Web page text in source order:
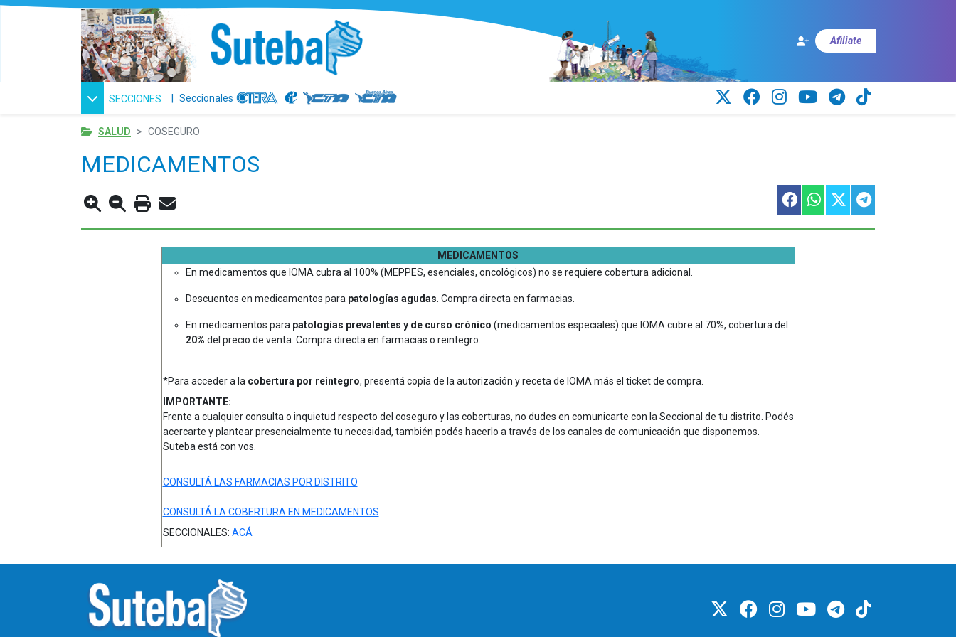
Afiliate
SECCIONES | Seccionales
SALUD COSEGURO
MEDICAMENTOS
MEDICAMENTOS
En medicamentos que IOMA cubra al 100% (MEPPES, esenciales, oncológicos) no se requiere cobertura adicional.
Descuentos en medicamentos para patologías agudas . Compra directa en farmacias.
En medicamentos para patologías prevalentes y de curso crónico (medicamentos especiales) que IOMA cubre al 70%, cobertura del
20% del precio de venta. Compra directa en farmacias o reintegro.
*Para acceder a la cobertura por reintegro, presentá copia de la autorización y receta de IOMA más el ticket de compra.
IMPORTANTE:
Frente a cualquier consulta o inquietud respecto del coseguro y las coberturas, no dudes en comunicarte con la Seccional de tu distrito. Podés
acercarte y plantear presencialmente tu necesidad, también podés hacerlo a través de los canales de comunicación que disponemos.
Suteba está con vos.
CONSULTÁ LAS FARMACIAS POR DISTRITO
CONSULTÁ LA COBERTURA EN MEDICAMENTOS
SECCIONALES: ACÁ